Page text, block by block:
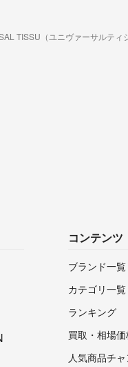
TISSU（ユニヴァーサルティ
コンテンツ
ブランド一覧
カテゴリ一覧
ランキング
買取・相場
人気商品チ